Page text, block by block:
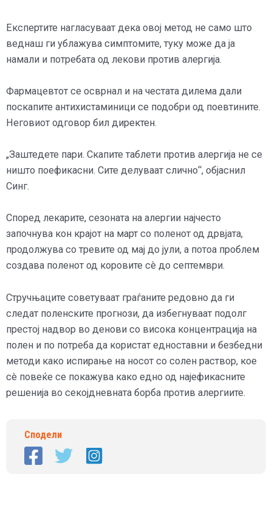
Експертите нагласуваат дека овој метод не само што
веднаш ги ублажува симптомите, туку може да ја
намали и потребата од лекови против алергија.
Фармацевтот се осврнал и на честата дилема дали
поскапите антихистаминици се подобри од поевтините.
Неговиот одговор бил директен.
„Заштедете пари. Скапите таблети против алергија не се
ништо поефикасни. Сите делуваат слично“, објаснил
Синг.
Според лекарите, сезоната на алергии најчесто
започнува кон крајот на март со поленот од дрвјата,
продолжува со тревите од мај до јули, а потоа проблем
создава поленот од коровите сè до септември.
Стручњаците советуваат граѓаните редовно да ги
следат поленските прогнози, да избегнуваат подолг
престој надвор во денови со висока концентрација на
полен и по потреба да користат едноставни и безбедни
методи како испирање на носот со солен раствор, кое
сè повеќе се покажува како едно од најефикасните
решенија во секојдневната борба против алергиите.
Сподели